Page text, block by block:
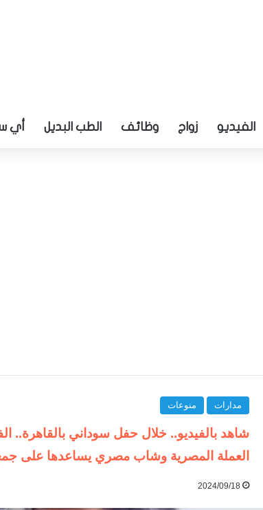
الفيديو زواج وظائف الطب البديل أي
مدارات منوعات
شاهد بالفيديو.. خلال حفل سوداني بالقاهرة..
العملة المصرية وشاب مصري يساعدها على
2024/09/18